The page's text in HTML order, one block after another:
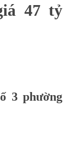
47 tỷ
3 phường